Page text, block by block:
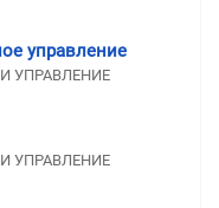
управление
УПРАВЛЕНИЕ
УПРАВЛЕНИЕ